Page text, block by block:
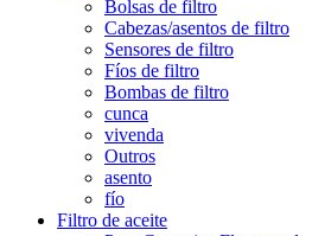
Bolsas de filtro
Cabezas/asentos de filtro
Sensores de filtro
Fíos de filtro
Bombas de filtro
cunca
vivenda
Outros
asento
fío
Filtro de aceite